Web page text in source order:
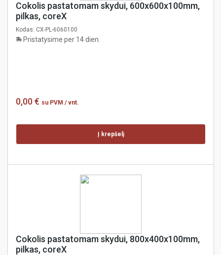
Cokolis pastatomam skydui, 600x600x100mm,
pilkas, coreX
Kodas: CX-PL-6060100
Pristatysime per 14 dien.
0,00 € su PVM / vnt.
Į krepšelį
Cokolis pastatomam skydui, 800x400x100mm,
pilkas, coreX